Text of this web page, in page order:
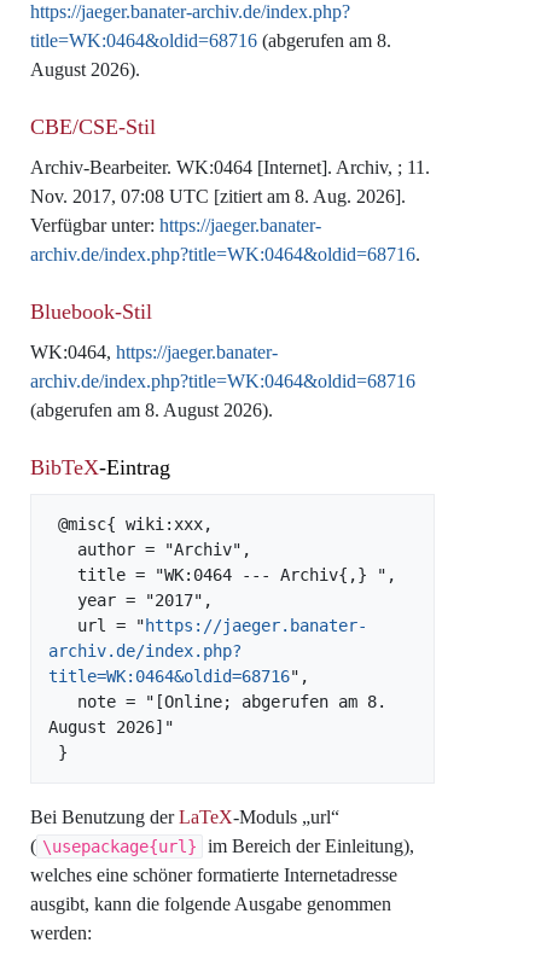
https://jaeger.banater-archiv.de/index.php?
title=WK:0464&oldid=68716 (abgerufen am 8.
August 2026).
CBE/CSE-Stil
Archiv-Bearbeiter. WK:0464 [Internet]. Archiv, ; 11.
Nov. 2017, 07:08 UTC [zitiert am 8. Aug. 2026].
Verfügbar unter: https://jaeger.banater-
archiv.de/index.php?title=WK:0464&oldid=68716.
Bluebook-Stil
WK:0464, https://jaeger.banater-
archiv.de/index.php?title=WK:0464&oldid=68716
(abgerufen am 8. August 2026).
BibTeX-Eintrag
   url = "
https://jaeger.banater-
archiv.de/index.php?
title=WK:0464&oldid=68716",
August 2026]"
Bei Benutzung derLaTeX-Moduls „url“
( \usepackage{url}
im Bereich der Einleitung),
welches eine schöner formatierte Internetadresse
ausgibt, kann die folgende Ausgabe genommen
werden: